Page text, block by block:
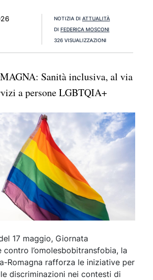
NOTIZIA DI ATTUALITÀ
DI FEDERICA MOSCONI
326 VISUALIZZAZIONI
Sanità inclusiva, al via
a persone LGBTQIA+
17 maggio, Giornata
contro l’omolesbobitransfobia, la
Romagna rafforza le iniziative per
discriminazioni nei contesti di